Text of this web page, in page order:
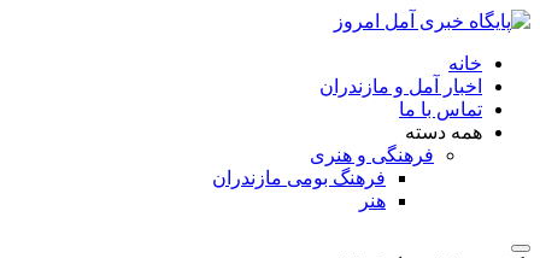
خانه
اخبار آمل و مازندران
تماس با ما
همه دسته
فرهنگی و هنری
فرهنگ بومی مازندران
هنر